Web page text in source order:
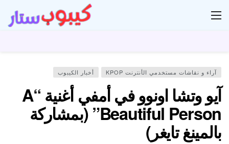
آراء و نقاشات مستخدمي الأنترنت KPOP أخبار الكيبوب
آيو وتشا اونوو في أمفي أغنية “A
Beautiful Person” (بمشاركة
بالمينغ تايغر)